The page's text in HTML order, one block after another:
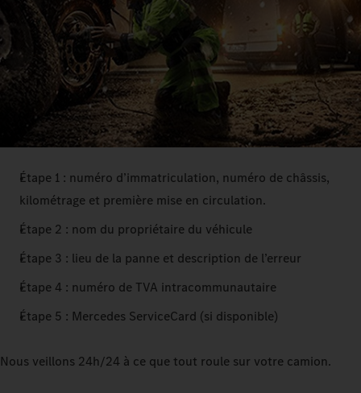
Étape 1 : numéro d’immatriculation, numéro de châssis,
kilométrage et première mise en circulation.
Étape 2 : nom du propriétaire du véhicule
Étape 3 : lieu de la panne et description de l’erreur
Étape 4 : numéro de TVA intracommunautaire
Étape 5 : Mercedes ServiceCard (si disponible)
Nous veillons 24h/24 à ce que tout roule sur votre camion.